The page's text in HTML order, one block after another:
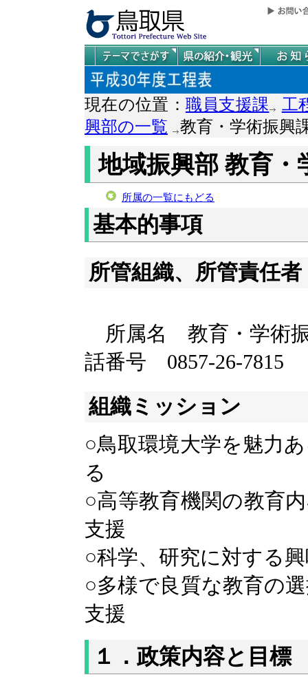
現在の位置： 職員支援課
工
興部の一覧
教育・学術振興
地域振興部 教育・
所属の一覧にもどる
基本的事項
所管組織、所管責任者
所属名 教育・学術
話番号 0857-26-7815
組織ミッション
○鳥取環境大学を魅力
る
○高等教育機関の教育
支援
○科学、研究に対する
○多様で良質な教育の
支援
１．政策内容と目標